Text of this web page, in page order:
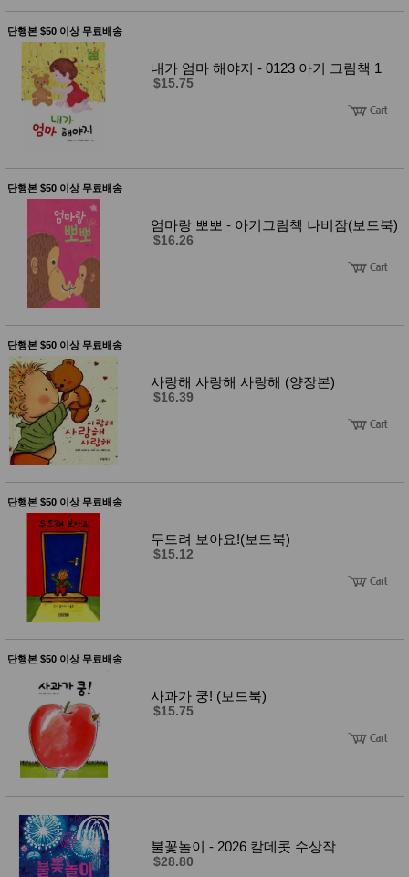
용/식기
용품
성장발
달교육
용품
어른내
가방/지
갑/케이
패션/잡
화
세탁세
일상 돋
보기
침구용
품
생활/욕
실/청소
용품
WALL
DECO
Pet
Supplies
문
화
공연/행
사
단행본 $50 이상 무료배송
내가 엄마 해야지 - 0123 아기 그림책 1
$15.75
단행본 $50 이상 무료배송
엄마랑 뽀뽀 - 아기그림책 나비잠(보드북)
$16.26
단행본 $50 이상 무료배송
사랑해 사랑해 사랑해 (양장본)
$16.39
단행본 $50 이상 무료배송
두드려 보아요!(보드북)
$15.12
단행본 $50 이상 무료배송
사과가 쿵! (보드북)
$15.75
불꽃놀이 - 2026 칼데콧 수상작
$28.80